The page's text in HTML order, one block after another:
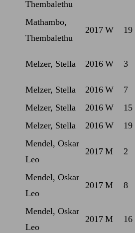
Thembalethu
Mathambo,
Thembalethu
2017 W 19
Melzer, Stella 2016 W 3
Melzer, Stella 2016 W 7
Melzer, Stella
2016 W 15
Melzer, Stella
2016 W 19
Mendel, Oskar
Leo
2017 M 2
Mendel, Oskar
Leo
2017 M 8
Mendel, Oskar
Leo
2017 M 16